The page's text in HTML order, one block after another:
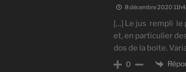
8 décembre 2020
[…] Le jus rempli le
et, en particulier
dos de la boite.
0